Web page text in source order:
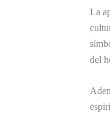
La
del